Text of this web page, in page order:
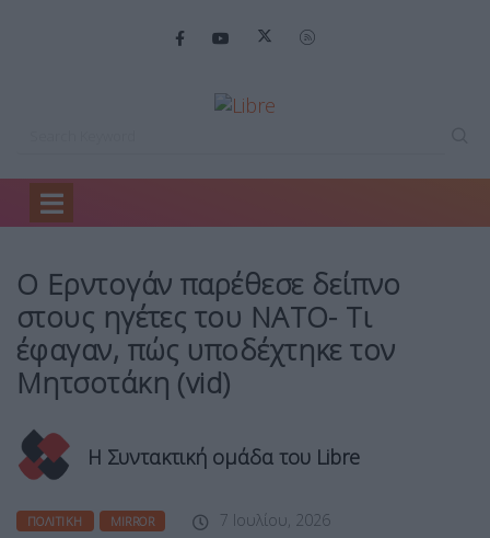
Home
Ο Ερντογάν παρέθεσε δείπνο
στους ηγέτες του ΝΑΤΟ- Τι
έφαγαν, πώς υποδέχτηκε τον
Μητσοτάκη (vid)
Η Συντακτική ομάδα του Libre
ΠΟΛΙΤΙΚΉ MIRROR 7 Ιουλίου, 2026